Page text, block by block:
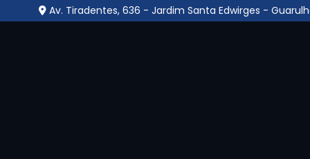
Av. Tiradentes, 636 - Jardim Santa Edwirges -